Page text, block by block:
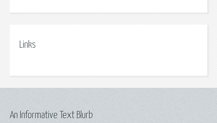
Links
An Informative Text Blurb